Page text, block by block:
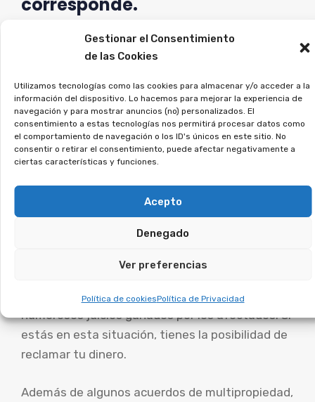
Gestionar el Consentimiento
de las Cookies
Utilizamos tecnologías como las cookies para almacenar y/o acceder a la
información del dispositivo. Lo hacemos para mejorar la experiencia de
navegación y para mostrar anuncios (no) personalizados. El
consentimiento a estas tecnologías nos permitirá procesar datos como
el comportamiento de navegación o los ID's únicos en este sitio. No
consentir o retirar el consentimiento, puede afectar negativamente a
ciertas características y funciones.
Acepto
Denegado
Ver preferencias
Política de cookiesPolítica de Privacidad
Si estás en esta situación, únete a la asociación,
y lo estudiaremos en detalle.
¿Te suena el término
tarjeta revolving? Tienes
derecho a recuperar lo
que te cobraron
indebidamente.
Este tipo de tarjetas imponen tipos de interés
informados correctamente, lo que ha llevado a
numerosos juicios ganados por los afectados. Si
estás en esta situación, tienes la posibilidad de
reclamar tu dinero.
Además de algunos acuerdos de multipropiedad,